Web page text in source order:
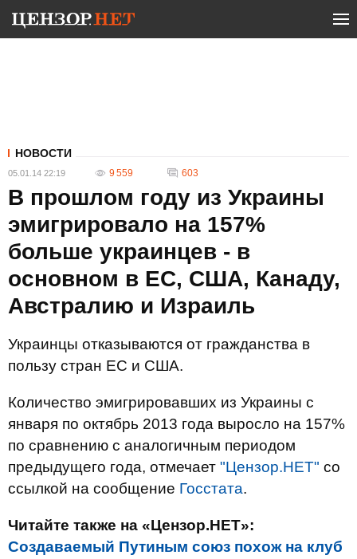
НОВОСТИ
05.01.14 22:19 9 559 603
В прошлом году из Украины
эмигрировало на 157%
больше украинцев - в
основном в ЕС, США, Канаду,
Австралию и Израиль
Украинцы отказываются от гражданства в
пользу стран ЕС и США.
Количество эмигрировавших из Украины с
января по октябрь 2013 года выросло на 157%
по сравнению с аналогичным периодом
предыдущего года, отмечает "Цензор.НЕТ" со
ссылкой на сообщение Госстата.
Читайте также на «Цензор.НЕТ»:
Создаваемый Путиным союз похож на клуб